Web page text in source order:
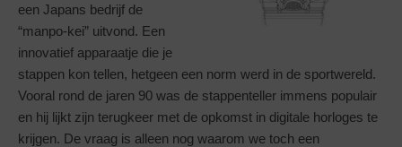
een Japans bedrijf de
“manpo-kei” uitvond. Een
innovatief apparaatje die je
stappen kon tellen, hetgeen een norm werd in de sportwereld.
Vooral rond de jaren 90 was de stappenteller immens populair
en hij lijkt zijn terugkeer met de opkomst in digitale horloges te
krijgen. De vraag is alleen nog waarom we toch een